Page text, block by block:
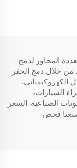
المحاور لدمج
من خلال دمج الحفر
السيارات،
الصناعية. السعر
فحص